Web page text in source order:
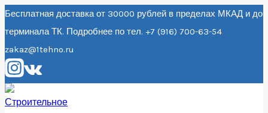
Перейти
к
содержанию
Бесплатная доставка от 30000 рублей в пределах МКАД и до
терминала ТК. Подробнее по тел. +7 (916) 700-63-54
zakaz@1tehno.ru